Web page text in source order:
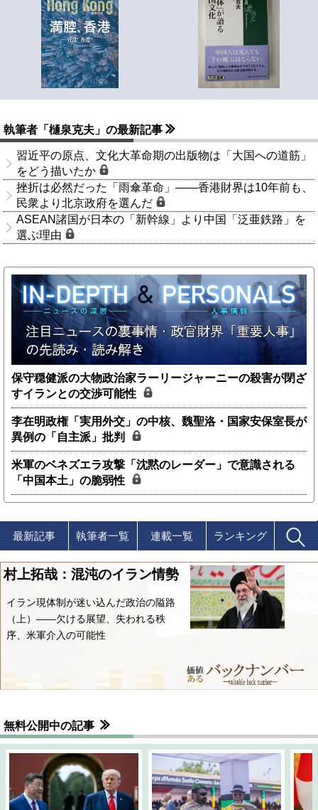
執筆者「樋泉克夫」の最新記事
習近平の原点、文化大革命期の出版物は「大国への道筋」
をどう描いたか
挫折は必然だった「雨傘革命」――香港財界は10年前も、
民衆より北京政府を選んだ
ASEAN諸国が日本の「新幹線」より中国「泛亜鉄路」を
選ぶ理由
保守穏健派の大物政治家ラーリージャーニーの殺害が閉ざ
すイランとの交渉可能性
李在明政権「実用外交」の中核、魏聖洛・国家安保室長が
異例の「自主派」批判
米軍のベネズエラ攻撃「沈黙のレーダー」で意識される
「中国本土」の脆弱性
最新記事 執筆者一覧 連載一覧 ランキング
村上拓哉：混沌のイラン情勢
イラン現体制が迷い込んだ政治の隘路
（上）――欠ける展望、失われる秩
序、米軍介入の可能性
無料公開中の記事